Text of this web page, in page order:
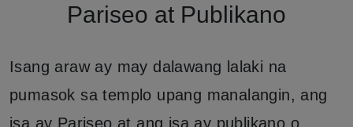
Pariseo at Publikano
Isang araw ay may dalawang lalaki na
pumasok sa templo upang manalangin, ang
isa ay Pariseo at ang isa ay publikano o